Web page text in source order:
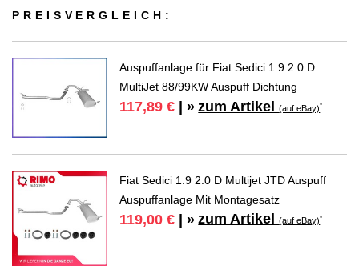
PREIS­VER­GLEICH:
Auspuffanlage für Fiat Sedici 1.9 2.0 D
MultiJet 88/99KW Auspuff Dichtung
117,89 € | » zum Artikel(auf eBay)*
Fiat Sedici 1.9 2.0 D Multijet JTD Auspuff
Auspuffanlage Mit Montagesatz
119,00 € | » zum Artikel(auf eBay)*